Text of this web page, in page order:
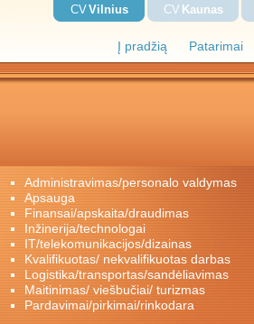
Į pradžią Patarimai
CVVilnius CV Kaunas
administravimas/personalo valdymas
apsauga
finansai/apskaita/draudimas
inžinerija/technologai
IT/telekomunikacijos/dizainas
kvalifikuotas/ nekvalifikuotas darbas
logistika/transportas/sandėliavimas
maitinimas/ viešbučiai/ turizmas
pardavimai/pirkimai/rinkodara